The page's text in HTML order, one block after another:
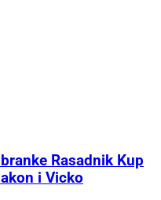
Rasadnik Kup
i Vicko